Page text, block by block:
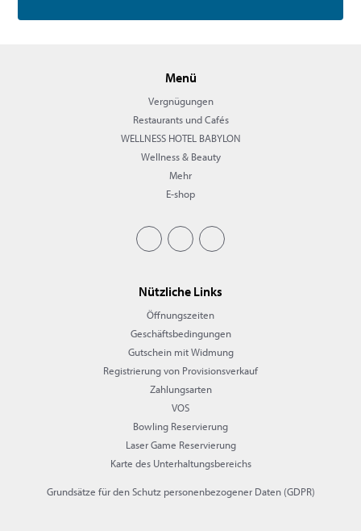
Menü
Vergnügungen
Restaurants und Cafés
WELLNESS HOTEL BABYLON
Wellness & Beauty
Mehr
E-shop
Nützliche Links
Öffnungszeiten
Geschäftsbedingungen
Gutschein mit Widmung
Registrierung von Provisionsverkauf
Zahlungsarten
VOS
Bowling Reservierung
Laser Game Reservierung
Karte des Unterhaltungsbereichs
Grundsätze für den Schutz personenbezogener Daten (GDPR)